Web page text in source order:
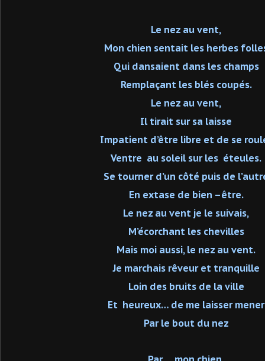
Le nez au vent,
Mon chien sentait les herbes
Qui dansaient dans les champs
Remplaçant les blés coupés.
Le nez au vent,
Il tirait sur sa laisse
Impatient d’être libre et de se
Ventre au soleil sur les éteules.
Se tourner d’un côté puis de
En extase de bien –être.
Le nez au vent je le suivais,
M’écorchant les chevilles
Mais moi aussi, le nez au vent.
Je marchais rêveur et tranquille
Loin des bruits de la ville
Et heureux… de me laisser mener
Par le bout du nez